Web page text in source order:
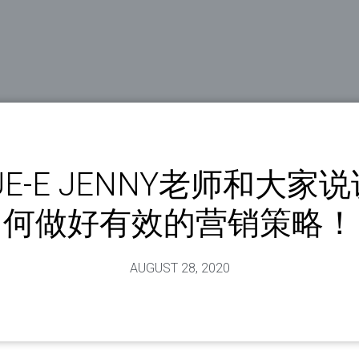
E JENNY老师和大家
何做好有效的营销策略！
AUGUST 28, 2020